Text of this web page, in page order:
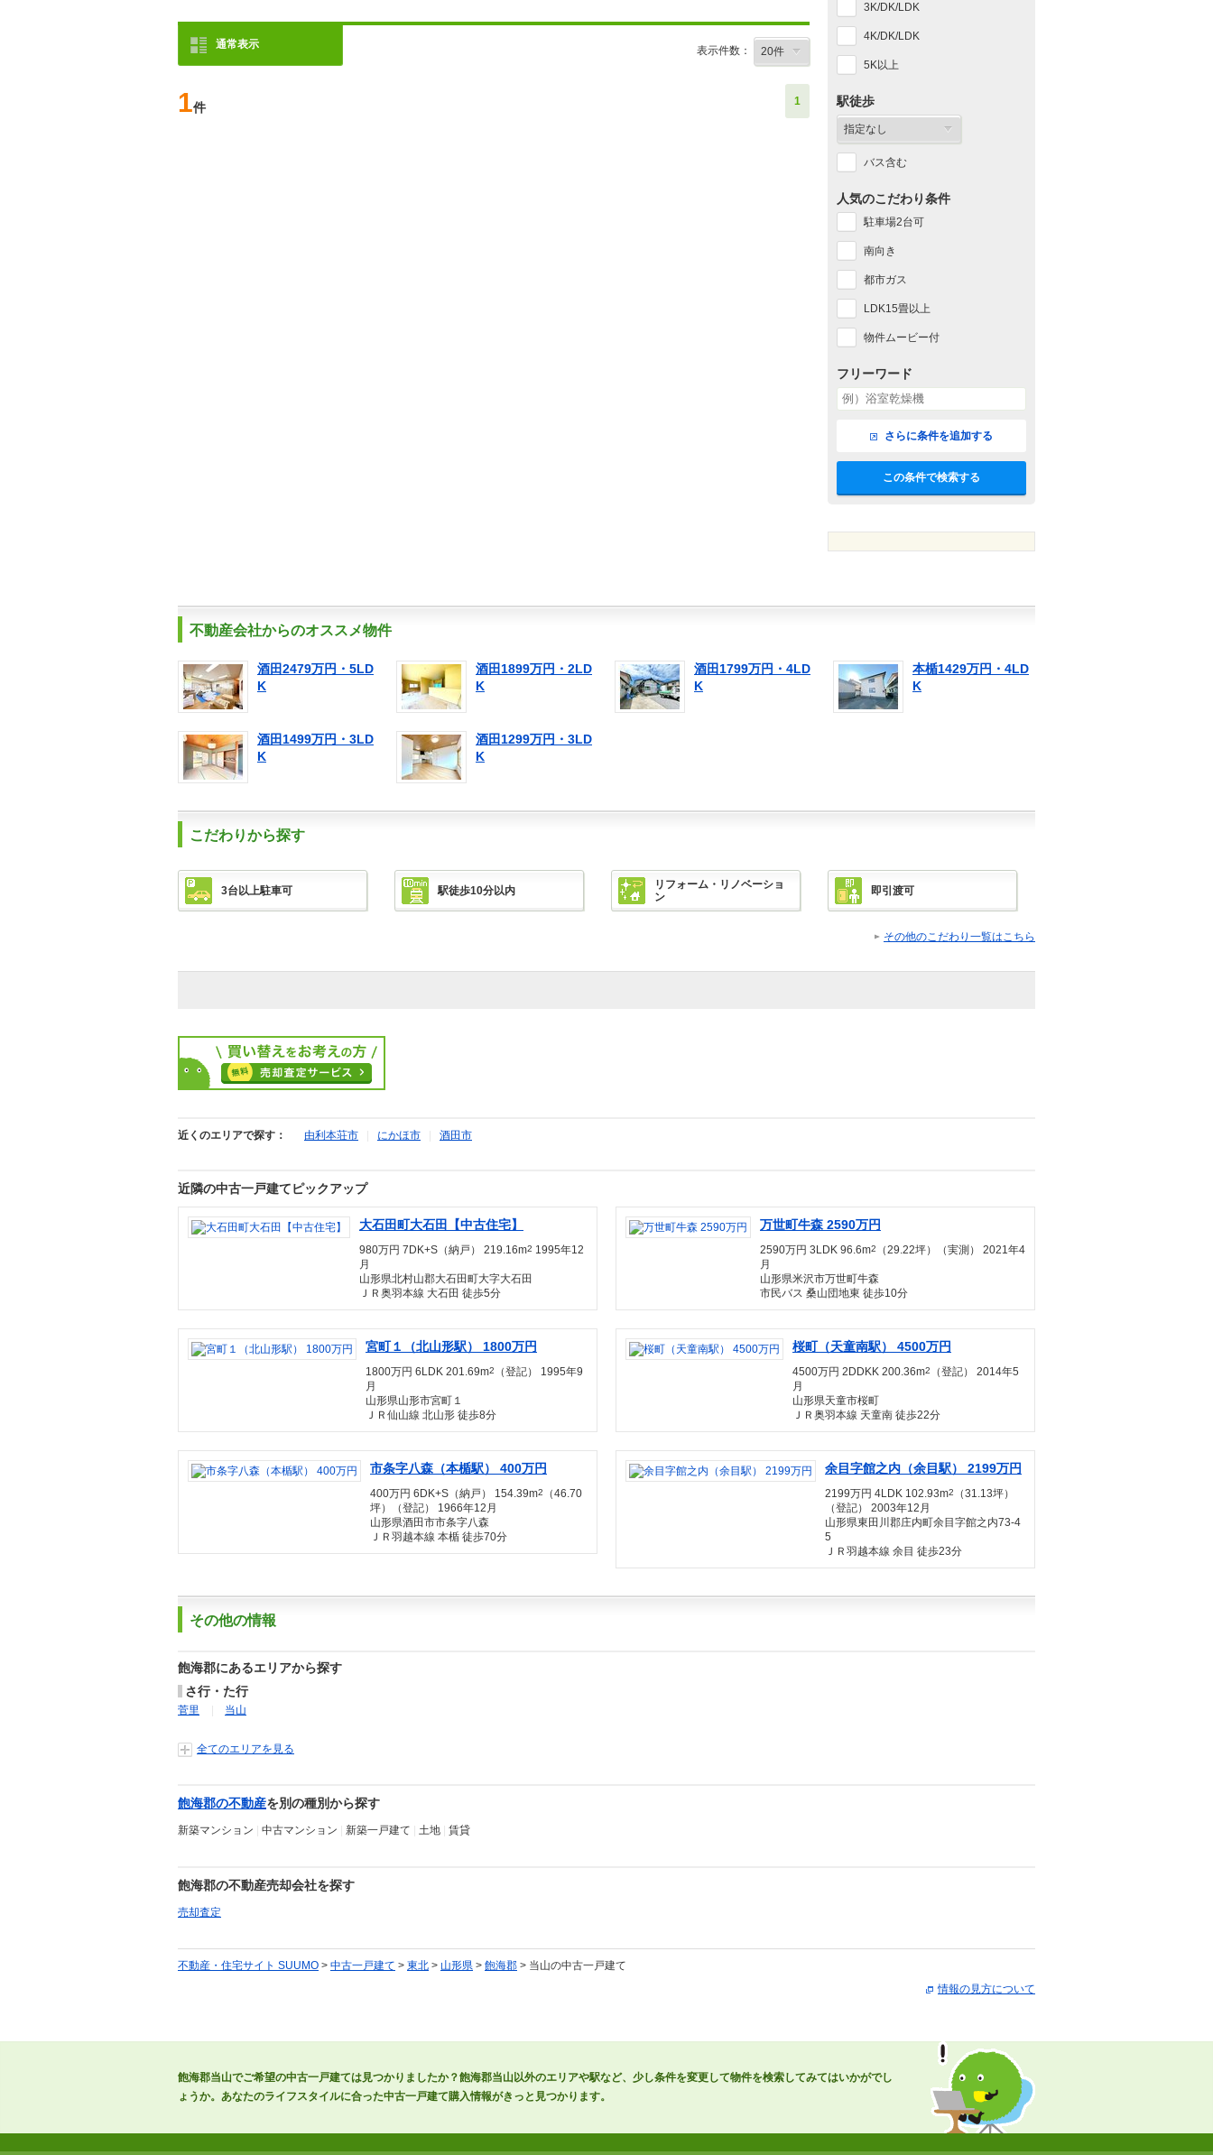
通常表示 表示件数：
1件 1
3K/DK/LDK
4K/DK/LDK
5K以上
駅徒歩
バス含む
人気のこだわり条件
駐車場2台可
南向き
都市ガス
LDK15畳以上
物件ムービー付
フリーワード
さらに条件を追加する
この条件で検索する
不動産会社からのオススメ物件
酒田2479万円・5LD
K
酒田1899万円・2LD
K
酒田1799万円・4LD
K
本楯1429万円・4LD
K
酒田1499万円・3LD
K
酒田1299万円・3LD
K
こだわりから探す
3台以上駐車可 駅徒歩10分以内
リフォーム・リノベーショ
ン
即引渡可
その他のこだわり一覧はこちら
近くのエリアで探す： 由利本荘市 にかほ市 酒田市
近隣の中古一戸建てピックアップ
大石田町大石田【中古住宅】
980万円 7DK+S（納戸） 219.16m2 1995年12
月
山形県北村山郡大石田町大字大石田
ＪＲ奥羽本線 大石田 徒歩5分
万世町牛森 2590万円
2590万円 3LDK 96.6m2
（29.22坪）（実測） 2021年4
月
山形県米沢市万世町牛森
市民バス 桑山団地東 徒歩10分
宮町１（北山形駅） 1800万円
1800万円 6LDK 201.69m2
（登記） 1995年9
月
山形県山形市宮町１
ＪＲ仙山線 北山形 徒歩8分
桜町（天童南駅） 4500万円
4500万円 2DDKK 200.36m2
（登記） 2014年5
月
山形県天童市桜町
ＪＲ奥羽本線 天童南 徒歩22分
市条字八森（本楯駅） 400万円
400万円 6DK+S（納戸） 154.39m2
（46.70
坪）（登記） 1966年12月
山形県酒田市市条字八森
ＪＲ羽越本線 本楯 徒歩70分
余目字館之内（余目駅） 2199万円
2199万円 4LDK 102.93m2
（31.13坪）
（登記） 2003年12月
山形県東田川郡庄内町余目字館之内73-4
5
ＪＲ羽越本線 余目 徒歩23分
その他の情報
飽海郡にあるエリアから探す
さ行・た行
菅里 当山
全てのエリアを見る
飽海郡の不動産を別の種別から探す
新築マンション 中古マンション 新築一戸建て 土地 賃貸
飽海郡の不動産売却会社を探す
売却査定
不動産・住宅サイト SUUMO > 中古一戸建て > 東北 > 山形県 > 飽海郡 > 当山の中古一戸建て
情報の見方について
飽海郡当山でご希望の中古一戸建ては見つかりましたか？飽海郡当山以外のエリアや駅など、少し条件を変更して物件を検索してみてはいかがでし
ょうか。あなたのライフスタイルに合った中古一戸建て購入情報がきっと見つかります。